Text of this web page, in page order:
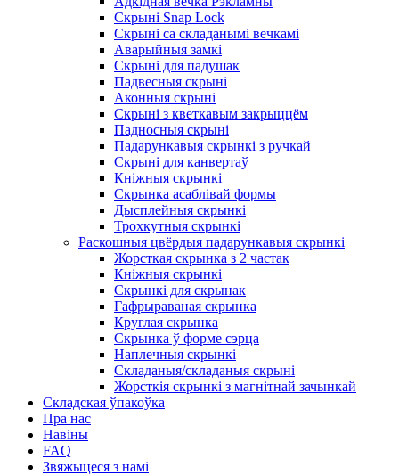
Скрыні Snap Lock
Скрыні са складанымі вечкамі
Аварыйныя замкі
Скрыні для падушак
Падвесныя скрыні
Аконныя скрыні
Скрыні з кветкавым закрыццём
Падносныя скрыні
Падарункавыя скрынкі з ручкай
Скрыні для канвертаў
Кніжныя скрынкі
Скрынка асаблівай формы
Дысплейныя скрынкі
Трохкутныя скрынкі
Раскошныя цвёрдыя падарункавыя скрынкі
Жорсткая скрынка з 2 частак
Кніжныя скрынкі
Скрынкі для скрынак
Гафрыраваная скрынка
Круглая скрынка
Скрынка ў форме сэрца
Наплечныя скрынкі
Складаныя/складаныя скрыні
Жорсткія скрынкі з магнітнай зачынкай
Складская ўпакоўка
Пра нас
Навіны
FAQ
Звяжыцеся з намі